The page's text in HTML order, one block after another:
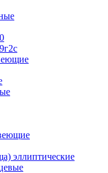
эллиптические